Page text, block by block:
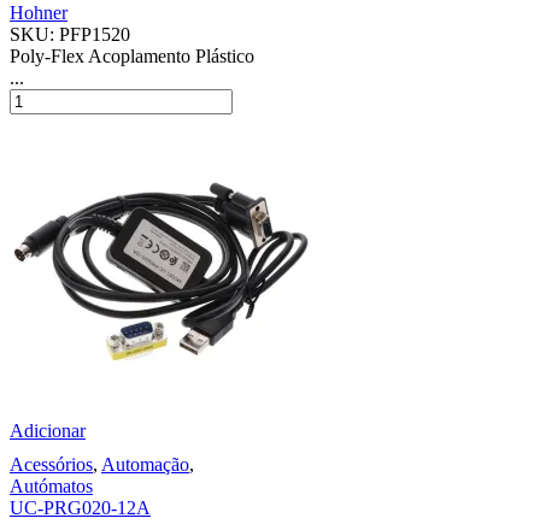
Hohner
SKU: PFP1520
Poly-Flex Acoplamento Plástico
...
Adicionar
Acessórios, Automação,
Autómatos
UC-PRG020-12A